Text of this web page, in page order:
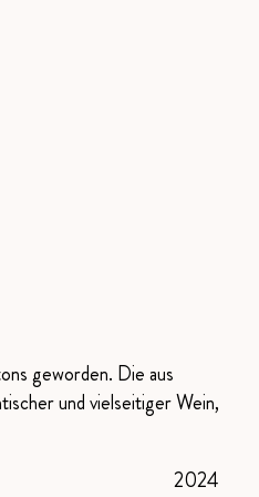
geworden. Die aus
und vielseitiger Wein,
2024